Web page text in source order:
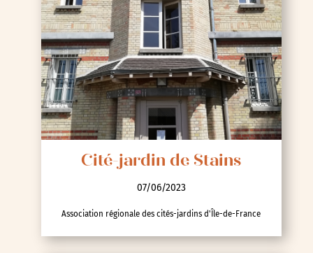
Cité-jardin de Stains
07/06/2023
Association régionale des cités-jardins d'Île-de-France